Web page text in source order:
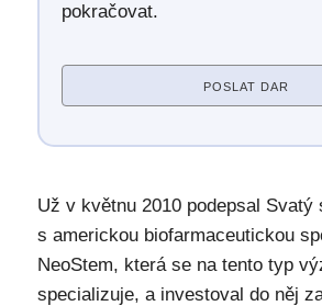
pokračovat.
POSLAT DAR
Už v květnu 2010 podepsal Svatý
s americkou biofarmaceutickou
NeoStem, která se na tento typ
specializuje, a investoval do něj